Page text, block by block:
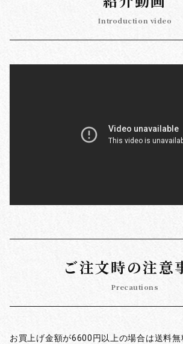
Introduction video
ご注文時の注意
Precautions
お買上げ金額が6600円以上の場合は送料無